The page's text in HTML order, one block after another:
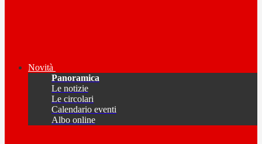
Novità
Panoramica
Le notizie
Le circolari
Calendario eventi
Albo online